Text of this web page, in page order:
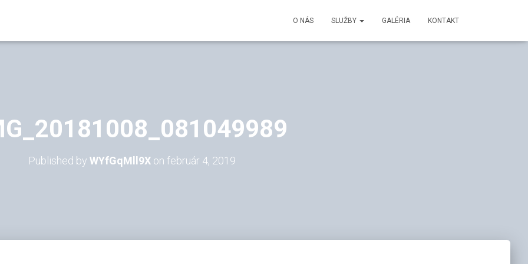
O NÁS SLUŽBY GALÉRIA KONTAKT
Published by WYfGqMll9X on február 4, 2019